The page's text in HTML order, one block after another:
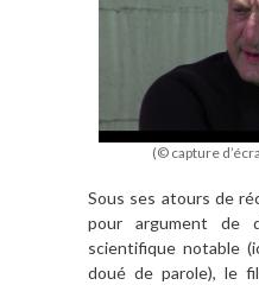
(© capture
Sous ses atours de
pour argument de
scientifique notable
doué de parole), le